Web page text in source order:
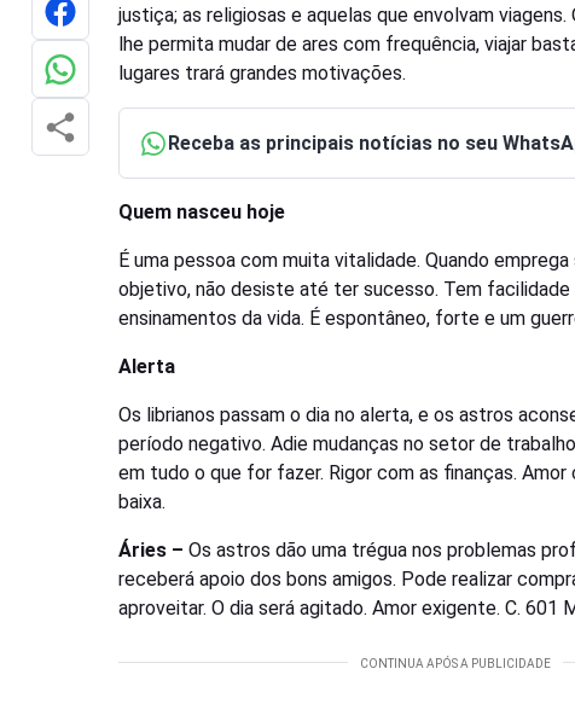
justiça; as religiosas e aquelas que envolvam
lhe permita mudar de ares com frequência, viajar
lugares trará grandes motivações.
Receba as principais notícias no seu
Quem nasceu hoje
É uma pessoa com muita vitalidade. Quando
objetivo, não desiste até ter sucesso. Tem facilidade
ensinamentos da vida. É espontâneo, forte e um
Alerta
Os librianos passam o dia no alerta, e os astros
período negativo. Adie mudanças no setor de
em tudo o que for fazer. Rigor com as finanças. Amor
baixa.
Áries – Os astros dão uma trégua nos problemas
receberá apoio dos bons amigos. Pode realizar
aproveitar. O dia será agitado. Amor exigente. C. 601